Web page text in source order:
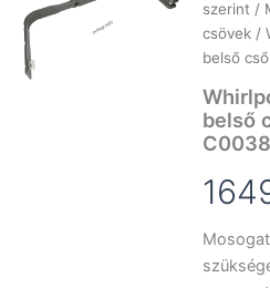
szerint /
csövek /
belső
belső